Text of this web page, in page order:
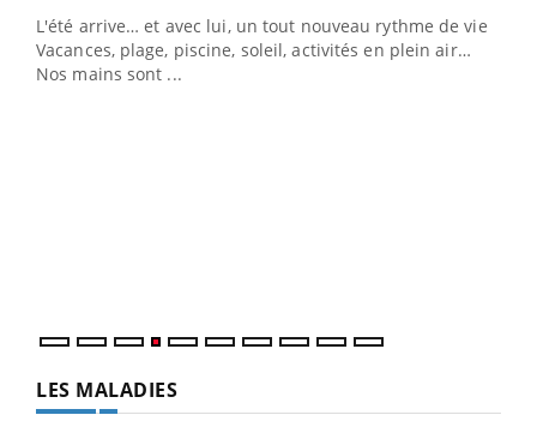
L'été arrive… et avec lui, un tout nouveau rythme de vie !
Vacances, plage, piscine, soleil, activités en plein air…
Nos mains sont ...
LES MALADIES